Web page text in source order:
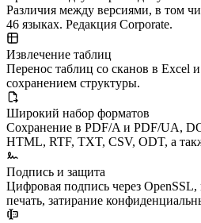
Различия между версиями, в том
46 языках. Редакция Corporate.
Извлечение таблиц
Перенос таблиц со сканов в Excel
сохранением структуры.
Широкий набор форматов
Сохранение в PDF/A и PDF/UA,
HTML, RTF, TXT, CSV, ODT, а
Подпись и защита
Цифровая подпись через
печать, затирание